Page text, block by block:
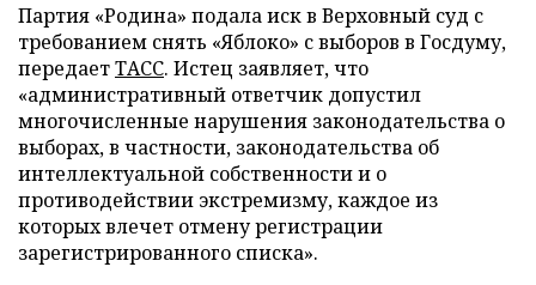
Партия «Родина» подала иск в Верховный суд с
требованием снять «Яблоко» с выборов в Госдуму,
передаетТАСС. Истец заявляет, что
«административный ответчик допустил
многочисленные нарушения законодательства о
выборах, в частности, законодательства об
интеллектуальной собственности и о
противодействии экстремизму, каждое из
которых влечет отмену регистрации
зарегистрированного списка».